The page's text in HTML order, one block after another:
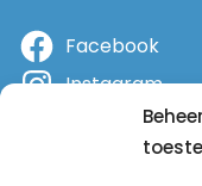
Facebook
Instagram
YouTube